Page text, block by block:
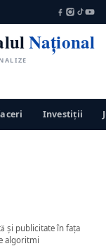
Național
Investiții
și publicitate în fața
algoritmi